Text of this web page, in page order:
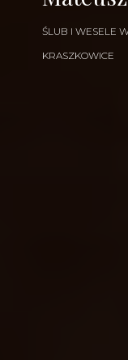
ŚLUB I WESELE
KRASZKOWICE